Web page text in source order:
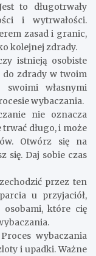
to długotrwały
i wytrwałości.
zasad i granic,
kolejnej zdrady.
istnieją osobiste
do zdrady w twoim
własnymi
wybaczania.
nie oznacza
długo, i może
Otwórz się na
się. Daj sobie czas
przez ten
u przyjaciół,
które cię
wybaczania
i upadki. Ważne